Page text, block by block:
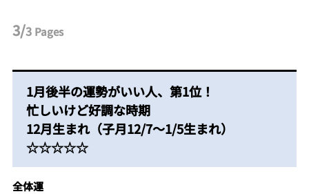
3/3 Pages
1月後半の運勢がいい人、第1位！
忙しいけど好調な時期
12月生まれ（子月12/7～1/5生まれ）
☆☆☆☆☆
全体運